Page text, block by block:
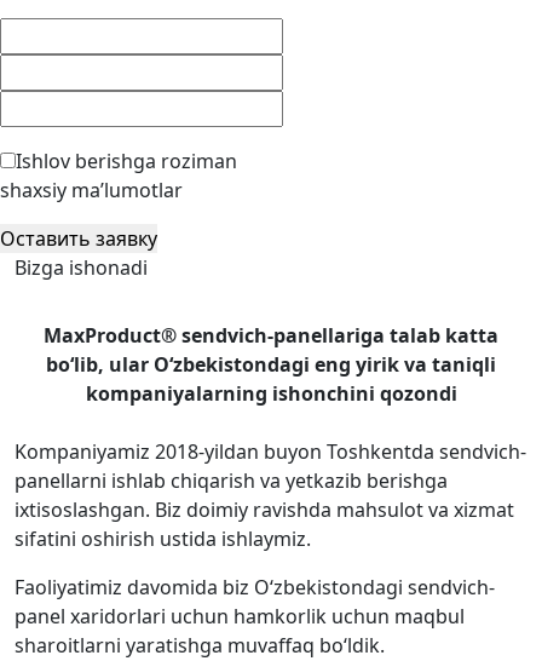
Ishlov berishga roziman
shaxsiy ma’lumotlar
Оставить заявку
Bizga ishonadi
MaxProduct® sendvich-panellariga talab katta
bo‘lib, ular O‘zbekistondagi eng yirik va taniqli
kompaniyalarning ishonchini qozondi
Kompaniyamiz 2018-yildan buyon Toshkentda sendvich-
panellarni ishlab chiqarish va yetkazib berishga
ixtisoslashgan. Biz doimiy ravishda mahsulot va xizmat
sifatini oshirish ustida ishlaymiz.
Faoliyatimiz davomida biz O‘zbekistondagi sendvich-
panel xaridorlari uchun hamkorlik uchun maqbul
sharoitlarni yaratishga muvaffaq bo‘ldik.